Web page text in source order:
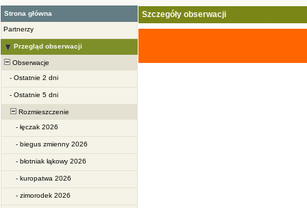
Strona główna
Partnerzy
Przegląd obserwacji
Obserwacje
- Ostatnie 2 dni
- Ostatnie 5 dni
Rozmieszczenie
- łęczak 2026
- biegus zmienny 2026
- błotniak łąkowy 2026
- kuropatwa 2026
- zimorodek 2026
Szczegóły obserwacji